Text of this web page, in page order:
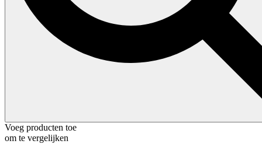
Voeg producten toe
om te vergelijken